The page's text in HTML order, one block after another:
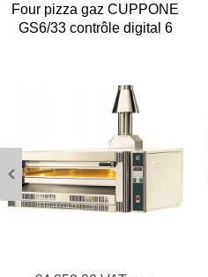
Four pizza gaz CUPPONE
GS6/33 contrôle digital 6